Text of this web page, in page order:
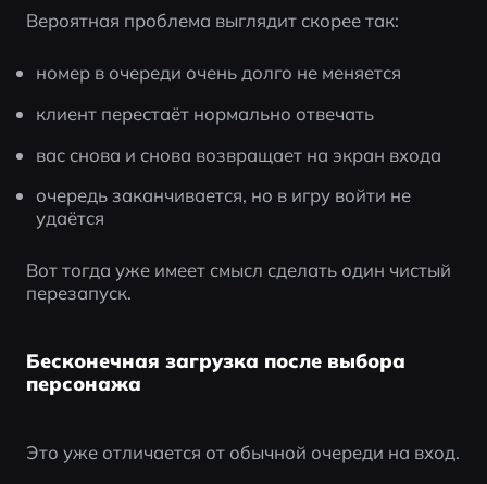
Вероятная проблема выглядит скорее так:
номер в очереди очень долго не меняется
клиент перестаёт нормально отвечать
вас снова и снова возвращает на экран входа
очередь заканчивается, но в игру войти не
удаётся
Вот тогда уже имеет смысл сделать один чистый
перезапуск.
Бесконечная загрузка после выбора
персонажа
Это уже отличается от обычной очереди на вход.